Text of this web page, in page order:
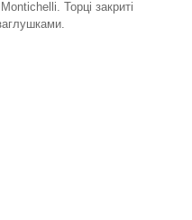
Торці закриті